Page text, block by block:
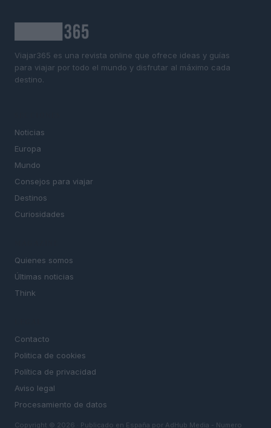
Viajar365 es una revista online que ofrece ideas y guías
para viajar por todo el mundo y disfrutar al máximo cada
destino.
Noticias
Europa
Mundo
Consejos para viajar
Destinos
Curiosidades
Quienes somos
Últimas noticias
Think
Contacto
Politica de cookies
Política de privacidad
Aviso legal
Procesamiento de datos
Copyright © 2026 · Publicado en España por AdHub Media - Numero